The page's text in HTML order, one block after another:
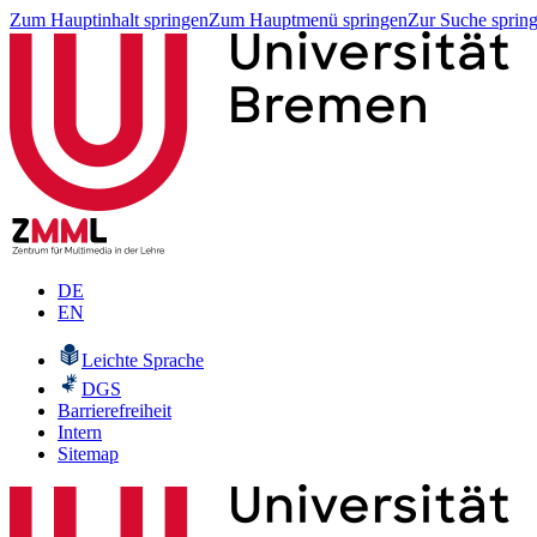
Zum Hauptinhalt springenZum Hauptmenü springenZur Suche
DE
EN
Leichte Sprache
DGS
Barrierefreiheit
Intern
Sitemap